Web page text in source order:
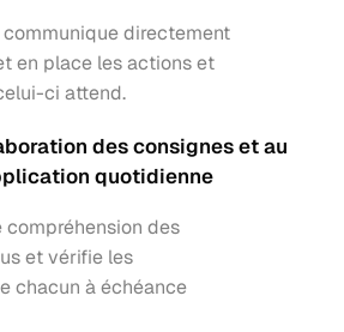
communique directement
en place les actions et
ci attend.
des consignes et au
quotidienne
compréhension des
et vérifie les
chacun à échéance